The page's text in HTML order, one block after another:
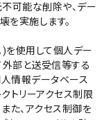
可能な削除や、デー
実施します。
)を使用して個人デー
外部と送受信等する
情報データベース
トリーアクセス制限
た、アクセス制御を